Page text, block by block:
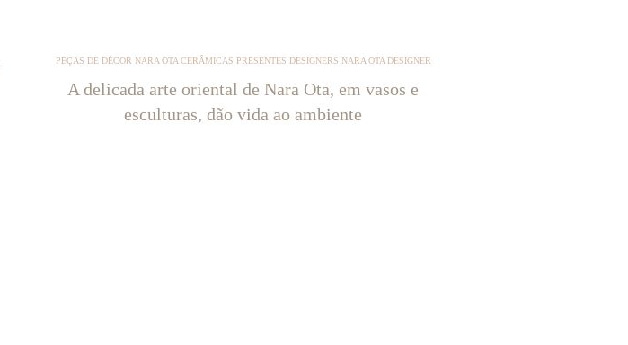
PEÇAS DE DÉCOR NARA OTA CERÂMICAS PRESENTES DESIGNERS NARA OTA DESIGNER
A delicada arte oriental de Nara Ota, em vasos e
esculturas, dão vida ao ambiente